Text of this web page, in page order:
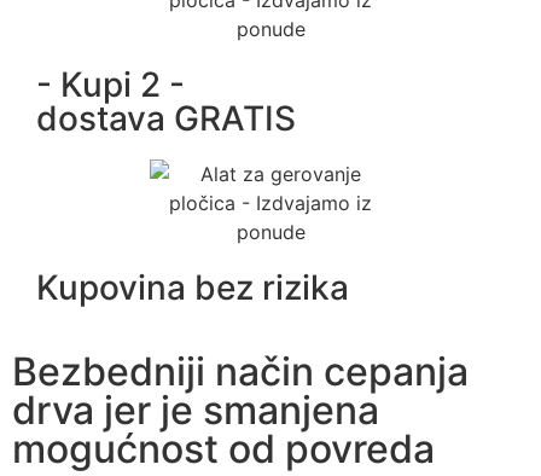
- Kupi 2 -
dostava GRATIS
Kupovina bez rizika
Bezbedniji način cepanja
drva jer je smanjena
mogućnost od povreda